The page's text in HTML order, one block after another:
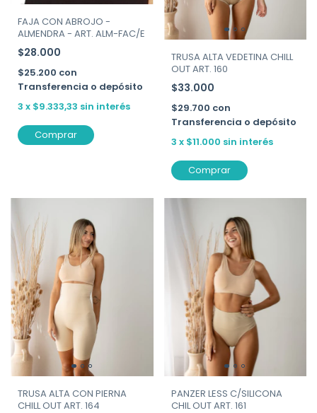
FAJA CON ABROJO -
ALMENDRA - ART. ALM-FAC/E
$28.000
$25.200 con
Transferencia o depósito
3 x $9.333,33 sin interés
Comprar
TRUSA ALTA VEDETINA CHILL
OUT ART. 160
$33.000
$29.700 con
Transferencia o depósito
3 x $11.000 sin interés
Comprar
TRUSA ALTA CON PIERNA
CHILL OUT ART. 164
PANZER LESS C/SILICONA
CHIL OUT ART. 161